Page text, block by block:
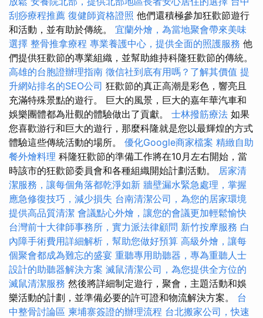
刮痧療程推薦 復健師資格證照 他們還積極參加狂歡節遊行
和活動，並有助於傳統。 宜蘭外燴，為當地聚會帶來美味
選擇 整骨推拿療程 專業養護中心，提供全面的照護服務 他
們提供狂歡節的專業組織，並幫助維持科隆狂歡節的傳統。
高雄的台胞證辦理指南 徵信社到底有用嗎？了解其價值 提
升網站排名的SEO公司 狂歡節的真正高潮是彩色，響亮且
充滿特殊景點的遊行。 巨大的風景，巨大的嘉年華汽車和
娛樂團體都為壯觀的體驗做出了貢獻。 士林撥筋療法 如果
您喜歡游行和巨大的遊行，那麼科隆就是您以最輝煌的方式
體驗這些傳統活動的場所。 優化Google商家檔案 精緻自助
餐外燴料理 科隆狂歡節的準備工作將在10月左右開始，當
時該市的狂歡節委員會和各種組織開始計劃活動。 居家清
潔服務，讓每個角落都乾淨如新 牆壁漏水緊急處理，掌握
應急修復技巧，減少損失 台南清潔公司，為您的居家環境
提供高品質清潔 會議點心外燴，讓您的會議更加輕鬆愉快
台灣前十大律師事務所，實力派法律顧問 新竹按摩服務 白
內障手術費用詳細解析，幫助您做好預算 高級外燴，讓每
個聚會都成為難忘的盛宴 重聽專用助聽器，專為重聽人士
設計的助聽器解決方案 滅鼠清潔公司，為您提供全方位的
滅鼠清潔服務 然後將詳細制定遊行，聚會，主題活動和娛
樂活動的計劃，並準備必要的許可證和物流解決方案。 台
中整骨討論區 柬埔寨簽證的辦理流程 台北搬家公司，快速